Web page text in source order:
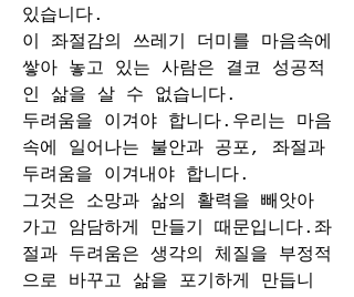
있습니다.
이 좌절감의 쓰레기 더미를 마음속에
쌓아 놓고 있는 사람은 결코 성공적
인 삶을 살 수 없습니다.
두려움을 이겨야 합니다.우리는 마음
속에 일어나는 불안과 공포, 좌절과
두려움을 이겨내야 합니다.
그것은 소망과 삶의 활력을 빼앗아
가고 암담하게 만들기 때문입니다.좌
절과 두려움은 생각의 체질을 부정적
으로 바꾸고 삶을 포기하게 만듭니